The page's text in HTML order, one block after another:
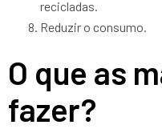
recicladas.
Reduzir o consumo.
O que as
fazer?